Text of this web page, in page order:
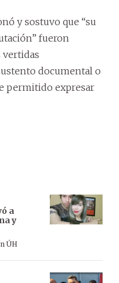
y sostuvo que “su
fueron
vertidas
documental o
permitido expresar
a
y
ÚH